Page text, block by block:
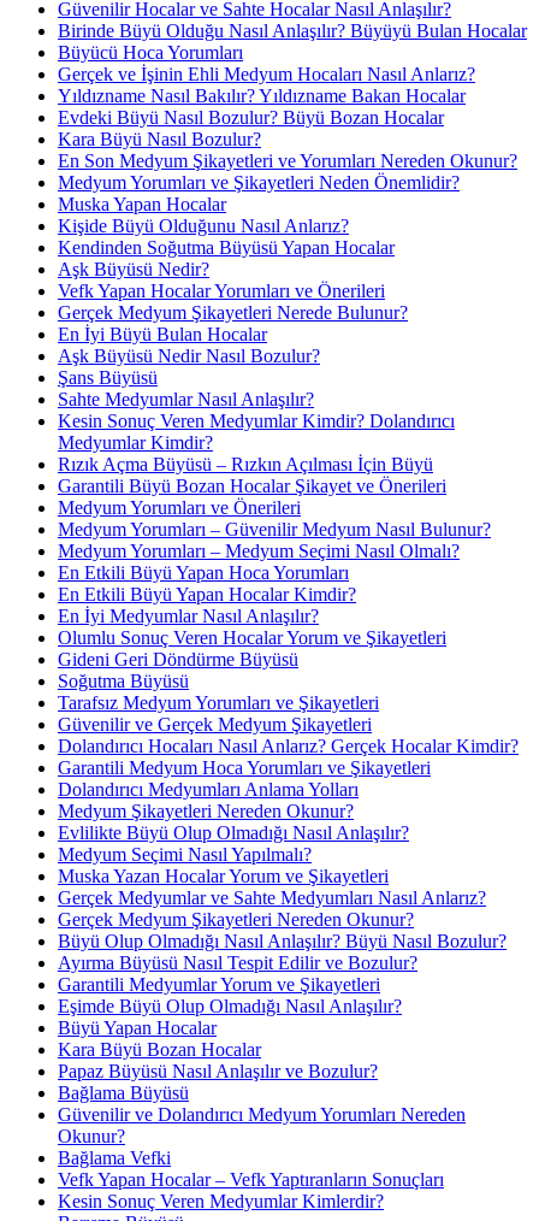
Güvenilir Hocalar ve Sahte Hocalar Nasıl Anlaşılır?
Birinde Büyü Olduğu Nasıl Anlaşılır? Büyüyü Bulan Hocalar
Büyücü Hoca Yorumları
Gerçek ve İşinin Ehli Medyum Hocaları Nasıl Anlarız?
Yıldızname Nasıl Bakılır? Yıldızname Bakan Hocalar
Evdeki Büyü Nasıl Bozulur? Büyü Bozan Hocalar
Kara Büyü Nasıl Bozulur?
En Son Medyum Şikayetleri ve Yorumları Nereden Okunur?
Medyum Yorumları ve Şikayetleri Neden Önemlidir?
Muska Yapan Hocalar
Kişide Büyü Olduğunu Nasıl Anlarız?
Kendinden Soğutma Büyüsü Yapan Hocalar
Aşk Büyüsü Nedir?
Vefk Yapan Hocalar Yorumları ve Önerileri
Gerçek Medyum Şikayetleri Nerede Bulunur?
En İyi Büyü Bulan Hocalar
Aşk Büyüsü Nedir Nasıl Bozulur?
Şans Büyüsü
Sahte Medyumlar Nasıl Anlaşılır?
Kesin Sonuç Veren Medyumlar Kimdir? Dolandırıcı
Medyumlar Kimdir?
Rızık Açma Büyüsü – Rızkın Açılması İçin Büyü
Garantili Büyü Bozan Hocalar Şikayet ve Önerileri
Medyum Yorumları ve Önerileri
Medyum Yorumları – Güvenilir Medyum Nasıl Bulunur?
Medyum Yorumları – Medyum Seçimi Nasıl Olmalı?
En Etkili Büyü Yapan Hoca Yorumları
En Etkili Büyü Yapan Hocalar Kimdir?
En İyi Medyumlar Nasıl Anlaşılır?
Olumlu Sonuç Veren Hocalar Yorum ve Şikayetleri
Gideni Geri Döndürme Büyüsü
Soğutma Büyüsü
Tarafsız Medyum Yorumları ve Şikayetleri
Güvenilir ve Gerçek Medyum Şikayetleri
Dolandırıcı Hocaları Nasıl Anlarız? Gerçek Hocalar Kimdir?
Garantili Medyum Hoca Yorumları ve Şikayetleri
Dolandırıcı Medyumları Anlama Yolları
Medyum Şikayetleri Nereden Okunur?
Evlilikte Büyü Olup Olmadığı Nasıl Anlaşılır?
Medyum Seçimi Nasıl Yapılmalı?
Muska Yazan Hocalar Yorum ve Şikayetleri
Gerçek Medyumlar ve Sahte Medyumları Nasıl Anlarız?
Gerçek Medyum Şikayetleri Nereden Okunur?
Büyü Olup Olmadığı Nasıl Anlaşılır? Büyü Nasıl Bozulur?
Ayırma Büyüsü Nasıl Tespit Edilir ve Bozulur?
Garantili Medyumlar Yorum ve Şikayetleri
Eşimde Büyü Olup Olmadığı Nasıl Anlaşılır?
Büyü Yapan Hocalar
Kara Büyü Bozan Hocalar
Papaz Büyüsü Nasıl Anlaşılır ve Bozulur?
Bağlama Büyüsü
Güvenilir ve Dolandırıcı Medyum Yorumları Nereden
Okunur?
Bağlama Vefki
Vefk Yapan Hocalar – Vefk Yaptıranların Sonuçları
Kesin Sonuç Veren Medyumlar Kimlerdir?